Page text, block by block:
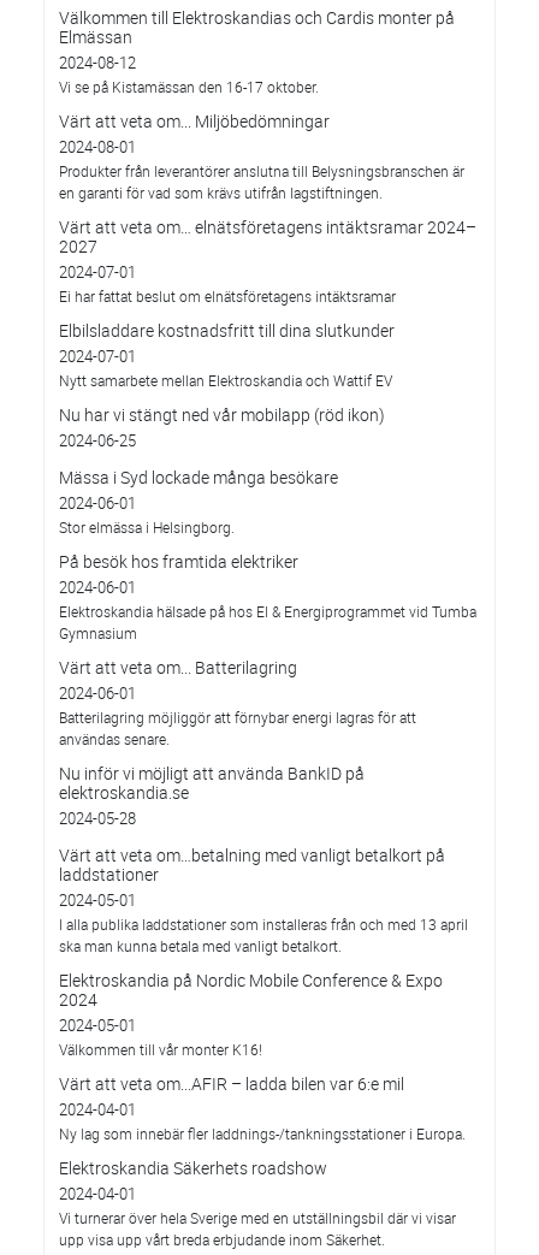
Välkommen till Elektroskandias och Cardis monter på
Elmässan
2024-08-12
Vi se på Kistamässan den 16-17 oktober.
Värt att veta om... Miljöbedömningar
2024-08-01
Produkter från leverantörer anslutna till Belysningsbranschen är
en garanti för vad som krävs utifrån lagstiftningen.
Värt att veta om… elnätsföretagens intäktsramar 2024–
2027
2024-07-01
Ei har fattat beslut om elnätsföretagens intäktsramar
Elbilsladdare kostnadsfritt till dina slutkunder
2024-07-01
Nytt samarbete mellan Elektroskandia och Wattif EV
Nu har vi stängt ned vår mobilapp (röd ikon)
2024-06-25
Mässa i Syd lockade många besökare
2024-06-01
Stor elmässa i Helsingborg.
På besök hos framtida elektriker
2024-06-01
Elektroskandia hälsade på hos El & Energiprogrammet vid Tumba
Gymnasium
Värt att veta om... Batterilagring
2024-06-01
Batterilagring möjliggör att förnybar energi lagras för att
användas senare.
Nu inför vi möjligt att använda BankID på
elektroskandia.se
2024-05-28
Värt att veta om…betalning med vanligt betalkort på
laddstationer
2024-05-01
I alla publika laddstationer som installeras från och med 13 april
ska man kunna betala med vanligt betalkort.
Elektroskandia på Nordic Mobile Conference & Expo
2024
2024-05-01
Välkommen till vår monter K16!
Värt att veta om...AFIR – ladda bilen var 6:e mil
2024-04-01
Ny lag som innebär fler laddnings-/tankningsstationer i Europa.
Elektroskandia Säkerhets roadshow
2024-04-01
Vi turnerar över hela Sverige med en utställningsbil där vi visar
upp visa upp vårt breda erbjudande inom Säkerhet.